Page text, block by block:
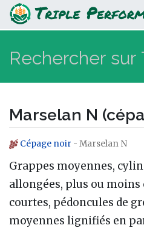
Marselan N
Marselan N
Aller à :navigation,
Cépage noir - Marselan N
Grappes moyennes,
allongées, plus ou moins
courtes, pédoncules de
moyennes lignifiés en